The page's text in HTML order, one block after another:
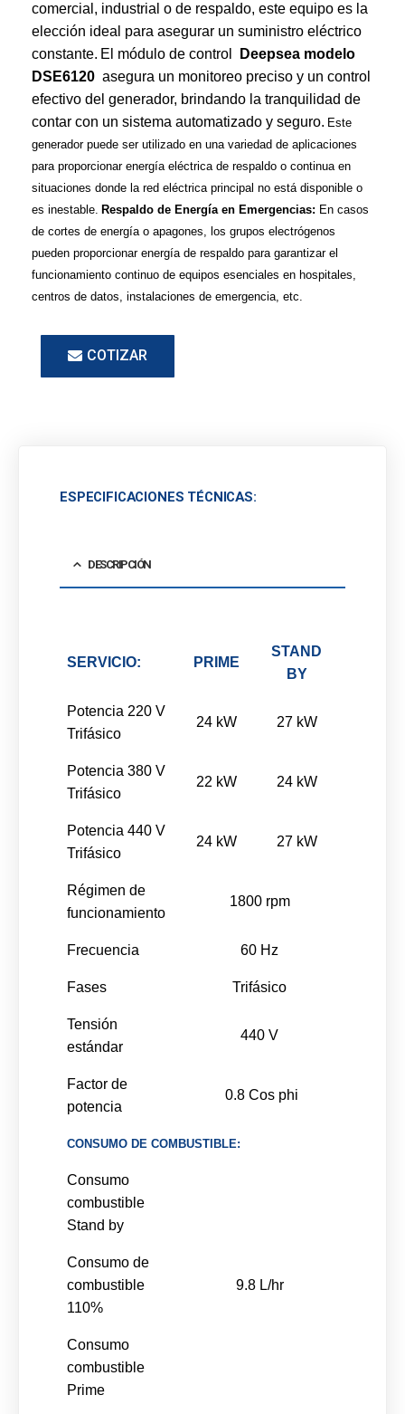
comercial, industrial o de respaldo, este equipo es la
elección ideal para asegurar un suministro eléctrico
constante. El módulo de control
Deepsea modelo
DSE6120 asegura un monitoreo preciso y un control
efectivo del generador, brindando la tranquilidad de
contar con un sistema automatizado y seguro. Este
generador puede ser utilizado en una variedad de aplicaciones
para proporcionar energía eléctrica de respaldo o continua en
situaciones donde la red eléctrica principal no está disponible o
es inestable. Respaldo de Energía en Emergencias: En casos
de cortes de energía o apagones, los grupos electrógenos
pueden proporcionar energía de respaldo para garantizar el
funcionamiento continuo de equipos esenciales en hospitales,
centros de datos, instalaciones de emergencia, etc.
COTIZAR
ESPECIFICACIONES TÉCNICAS:
DESCRIPCIÓN
SERVICIO: PRIME
STAND
BY
Potencia 220 V
Trifásico
24 kW 27 kW
Potencia 380 V
Trifásico
22 kW 24 kW
Potencia 440 V
Trifásico
24 kW 27 kW
Régimen de
funcionamiento
1800 rpm
Frecuencia 60 Hz
Fases Trifásico
Tensión
estándar
440 V
Factor de
potencia
0.8 Cos phi
CONSUMO DE COMBUSTIBLE:
Consumo
combustible
Stand by
Consumo de
combustible
110%
9.8 L/hr
Consumo
combustible
Prime